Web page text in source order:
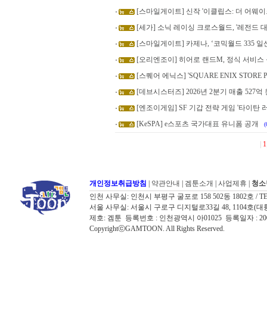
[스마일게이트] 신작 '이클립스: 더 어웨
[세가] 소닉 레이싱 크로스월드, '레전드
[스마일게이트] 카제나, ‘코믹월드 335 일
[오리엔조이] 히어로 랜드M, 정식 서비스
[스퀘어 에닉스] 'SQUARE ENIX STORE
[데브시스터즈] 2026년 2분기 매출 527억
[엔조이게임] SF 기갑 전략 게임 '타이탄
[KeSPA] e스포츠 국가대표 유니폼 공개
1
개인정보취급방침 약관안내 겜툰소개 사업제휴
청
인천 사무실: 인천시 부평구 굴포로 158 502동 1802호 /
서울 사무실: 서울시 구로구 디지털로33길 48, 1104호(대
제호: 겜툰 등록번호 : 인천광역시 아01025 등록일자 :
CopyrightⓒGAMTOON. All Rights Reserved.